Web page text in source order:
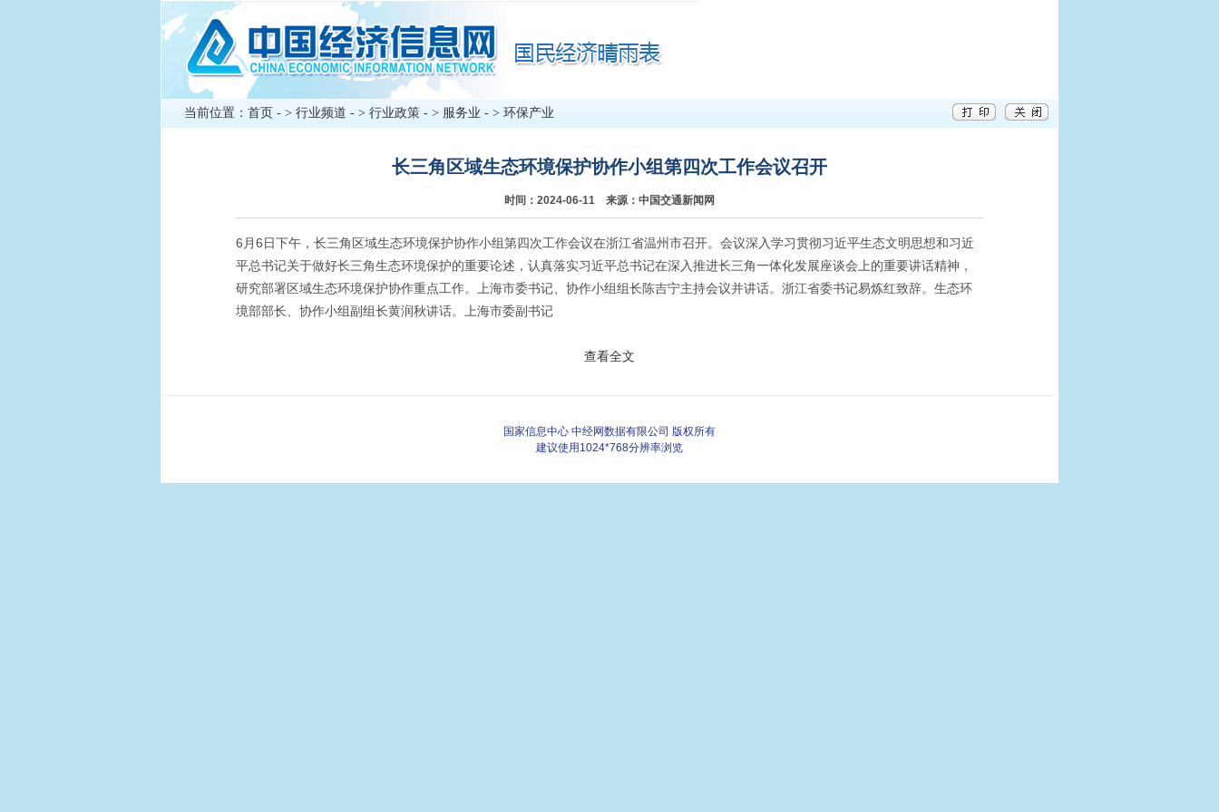
当前位置： 首页 - > 行业频道 - > 行业政策 - > 服务业 - > 环保产业
长三角区域生态环境保护协作小组第四次工作会议召开
时间：2024-06-11 来源：中国交通新闻网
6月6日下午，长三角区域生态环境保护协作小组第四次工作会议在浙江省温州市召开。会议深入学习贯彻习近平生态文明思想和习近
平总书记关于做好长三角生态环境保护的重要论述，认真落实习近平总书记在深入推进长三角一体化发展座谈会上的重要讲话精神，
研究部署区域生态环境保护协作重点工作。上海市委书记、协作小组组长陈吉宁主持会议并讲话。浙江省委书记易炼红致辞。生态环
境部部长、协作小组副组长黄润秋讲话。上海市委副书记
查看全文
国家信息中心 中经网数据有限公司 版权所有
建议使用1024*768分辨率浏览